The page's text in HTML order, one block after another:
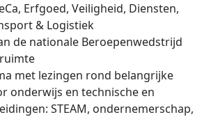
Erfgoed, Veiligheid, Diensten,
& Logistiek
de nationale Beroepenwedstrijd
met lezingen rond belangrijke
onderwijs en technische en
STEAM, ondernemerschap,